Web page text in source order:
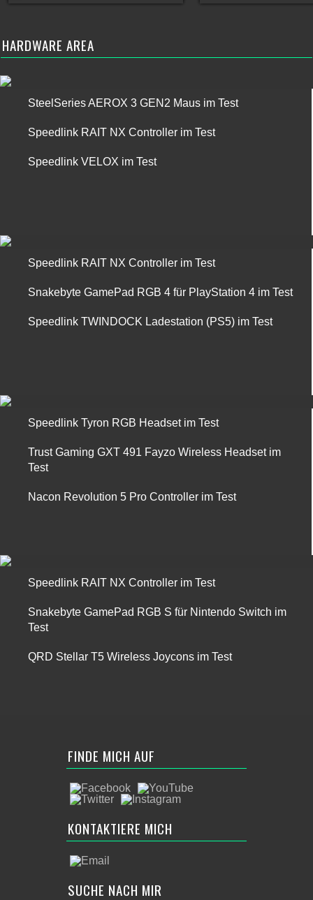
HARDWARE AREA
SteelSeries AEROX 3 GEN2 Maus im Test
Speedlink RAIT NX Controller im Test
Speedlink VELOX im Test
Speedlink RAIT NX Controller im Test
Snakebyte GamePad RGB 4 für PlayStation 4 im Test
Speedlink TWINDOCK Ladestation (PS5) im Test
Speedlink Tyron RGB Headset im Test
Trust Gaming GXT 491 Fayzo Wireless Headset im
Test
Nacon Revolution 5 Pro Controller im Test
Speedlink RAIT NX Controller im Test
Snakebyte GamePad RGB S für Nintendo Switch im
Test
QRD Stellar T5 Wireless Joycons im Test
FINDE MICH AUF
KONTAKTIERE MICH
SUCHE NACH MIR